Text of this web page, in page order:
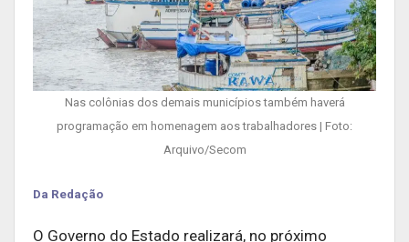
Nas colônias dos demais municípios também haverá
programação em homenagem aos trabalhadores | Foto:
Arquivo/Secom
Da Redação
O Governo do Estado realizará, no próximo